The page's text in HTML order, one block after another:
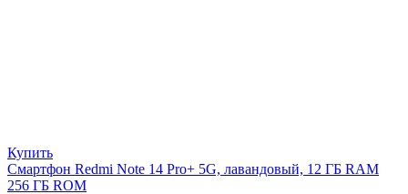
Купить
Смартфон Redmi Note 14 Pro+ 5G, лавандовый, 12 ГБ RAM
256 ГБ ROM